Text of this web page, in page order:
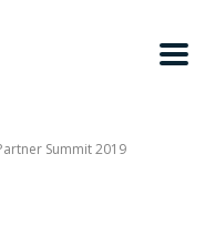
Summit 2019